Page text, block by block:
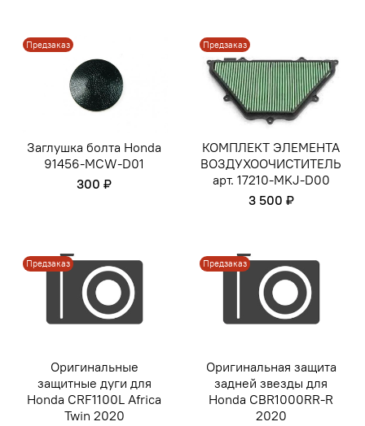
Предзаказ
Заглушка болта Honda
91456-MCW-D01
300 ₽
Предзаказ
КОМПЛЕКТ ЭЛЕМЕНТА
ВОЗДУХООЧИСТИТЕЛЬ
арт. 17210-MKJ-D00
3 500 ₽
Предзаказ
Оригинальные
защитные дуги для
Honda CRF1100L Africa
Twin 2020
Предзаказ
Оригинальная защита
задней звезды для
Honda CBR1000RR-R
2020